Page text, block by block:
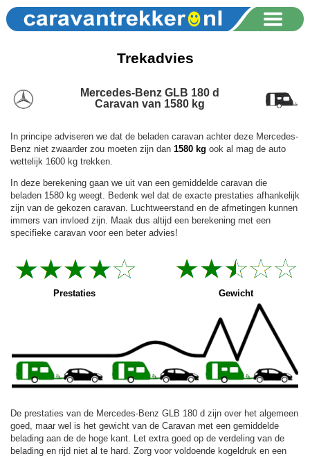
Trekadvies
Mercedes-Benz GLB 180 d
Caravan van 1580 kg
In principe adviseren we dat de beladen caravan achter deze Mercedes-
Benz niet zwaarder zou moeten zijn dan 1580 kg ook al mag de auto
wettelijk 1600 kg trekken.
In deze berekening gaan we uit van een gemiddelde caravan die
beladen 1580 kg weegt. Bedenk wel dat de exacte prestaties afhankelijk
zijn van de gekozen caravan. Luchtweerstand en de afmetingen kunnen
immers van invloed zijn. Maak dus altijd een berekening met een
specifieke caravan voor een beter advies!
Prestaties Gewicht
De prestaties van de Mercedes-Benz GLB 180 d zijn over het algemeen
goed, maar wel is het gewicht van de Caravan met een gemiddelde
belading aan de de hoge kant. Let extra goed op de verdeling van de
belading en rijd niet al te hard. Zorg voor voldoende kogeldruk en een